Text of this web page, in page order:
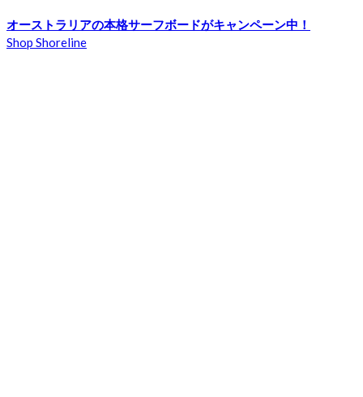
オーストラリアの本格サーフボードがキャンペーン中！
Shop Shoreline